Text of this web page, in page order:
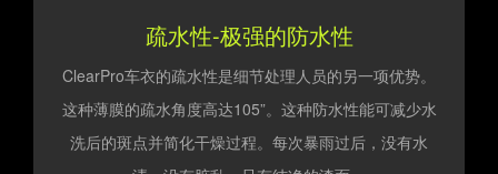
疏水性-极强的防水性
ClearPro车衣的疏水性是细节处理人员的另一项优势。
这种薄膜的疏水角度高达105”。这种防水性能可减少水
洗后的斑点并简化干燥过程。每次暴雨过后，没有水